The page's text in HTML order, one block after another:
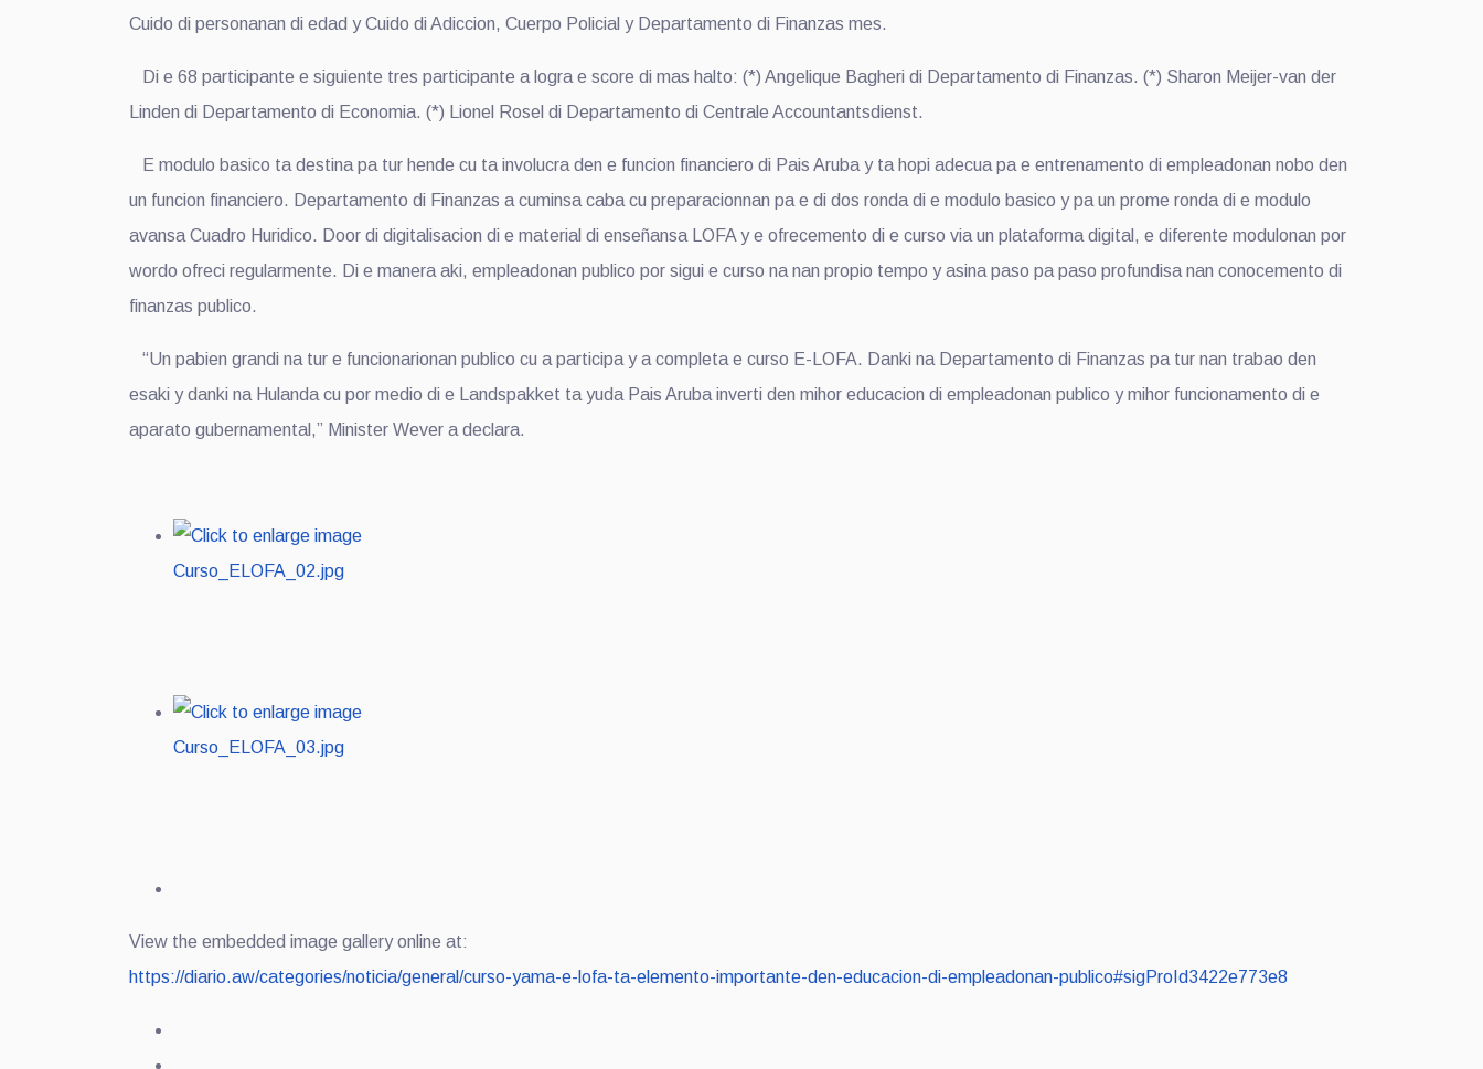
Cuido di personanan di edad y Cuido di Adiccion, Cuerpo Policial y Departamento di Finanzas mes.
Di e 68 participante e siguiente tres participante a logra e score di mas halto: (*) Angelique Bagheri di Departamento di Finanzas. (*) Sharon Meijer-van der
Linden di Departamento di Economia. (*) Lionel Rosel di Departamento di Centrale Accountantsdienst.
E modulo basico ta destina pa tur hende cu ta involucra den e funcion financiero di Pais Aruba y ta hopi adecua pa e entrenamento di empleadonan nobo den
un funcion financiero. Departamento di Finanzas a cuminsa caba cu preparacionnan pa e di dos ronda di e modulo basico y pa un prome ronda di e modulo
avansa Cuadro Huridico. Door di digitalisacion di e material di enseñansa LOFA y e ofrecemento di e curso via un plataforma digital, e diferente modulonan por
wordo ofreci regularmente. Di e manera aki, empleadonan publico por sigui e curso na nan propio tempo y asina paso pa paso profundisa nan conocemento di
finanzas publico.
“Un pabien grandi na tur e funcionarionan publico cu a participa y a completa e curso E-LOFA. Danki na Departamento di Finanzas pa tur nan trabao den
esaki y danki na Hulanda cu por medio di e Landspakket ta yuda Pais Aruba inverti den mihor educacion di empleadonan publico y mihor funcionamento di e
aparato gubernamental,” Minister Wever a declara.
View the embedded image gallery online at:
https://diario.aw/categories/noticia/general/curso-yama-e-lofa-ta-elemento-importante-den-educacion-di-empleadonan-publico#sigProId3422e773e8